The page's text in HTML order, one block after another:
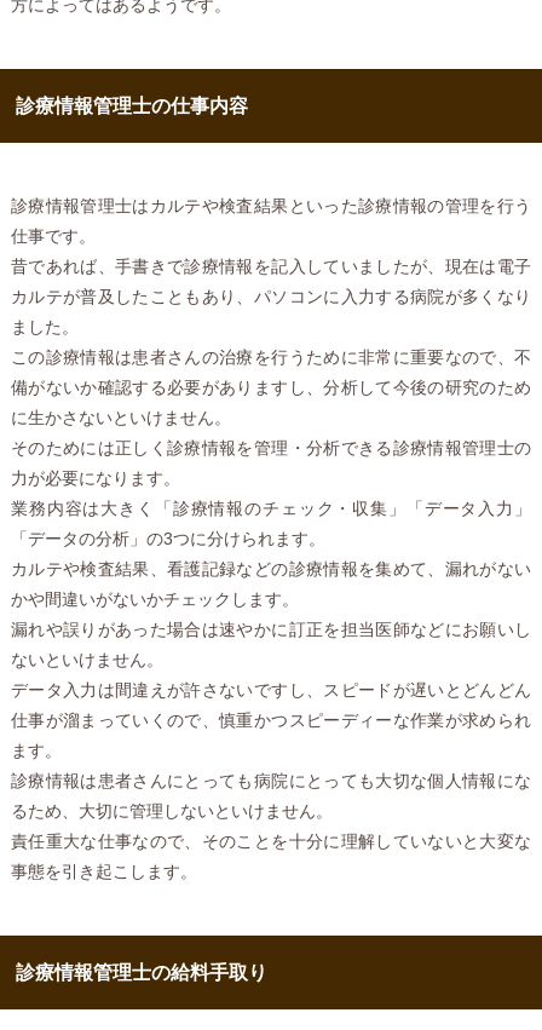
方によってはあるようです。
診療情報管理士の仕事内容
診療情報管理士はカルテや検査結果といった診療情報の管理を行う
仕事です。
昔であれば、手書きで診療情報を記入していましたが、現在は電子
カルテが普及したこともあり、パソコンに入力する病院が多くなり
ました。
この診療情報は患者さんの治療を行うために非常に重要なので、不
備がないか確認する必要がありますし、分析して今後の研究のため
に生かさないといけません。
そのためには正しく診療情報を管理・分析できる診療情報管理士の
力が必要になります。
業務内容は大きく「診療情報のチェック・収集」「データ入力」
「データの分析」の3つに分けられます。
カルテや検査結果、看護記録などの診療情報を集めて、漏れがない
かや間違いがないかチェックします。
漏れや誤りがあった場合は速やかに訂正を担当医師などにお願いし
ないといけません。
データ入力は間違えが許さないですし、スピードが遅いとどんどん
仕事が溜まっていくので、慎重かつスピーディーな作業が求められ
ます。
診療情報は患者さんにとっても病院にとっても大切な個人情報にな
るため、大切に管理しないといけません。
責任重大な仕事なので、そのことを十分に理解していないと大変な
事態を引き起こします。
診療情報管理士の給料手取り